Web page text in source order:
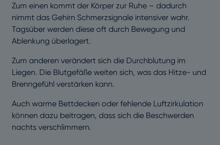
Zum einen kommt der Körper zur Ruhe – dadurch
nimmt das Gehirn Schmerzsignale intensiver wahr.
Tagsüber werden diese oft durch Bewegung und
Ablenkung überlagert.
Zum anderen verändert sich die Durchblutung im
Liegen. Die Blutgefäße weiten sich, was das Hitze- und
Brenngefühl verstärken kann.
Auch warme Bettdecken oder fehlende Luftzirkulation
können dazu beitragen, dass sich die Beschwerden
nachts verschlimmern.